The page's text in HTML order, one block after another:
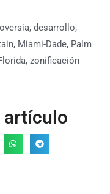
, desarrollo,
, Miami-Dade, Palm
, zonificación
artículo